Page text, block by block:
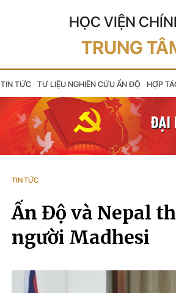
HỌC VIỆN
TRUNG
TIN TỨC TƯ LIỆU NGHIÊN CỨU ẤN ĐỘ HỢP
TIN TỨC
Ấn Độ và Nepal
người Madhesi